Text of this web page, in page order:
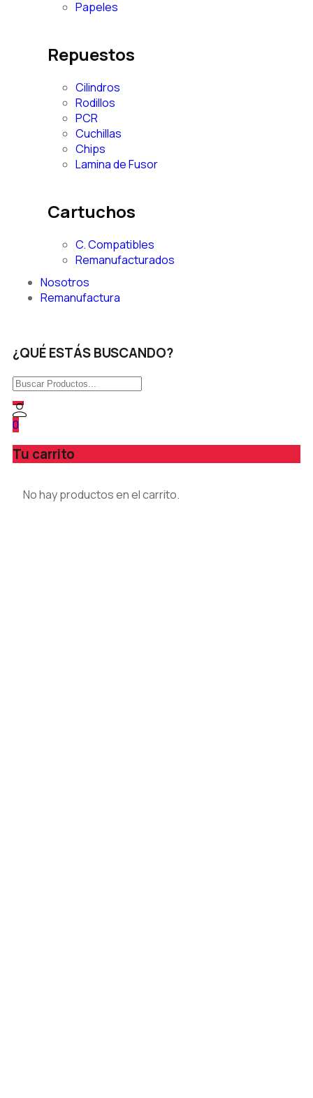
Papeles
Repuestos
Cilindros
Rodillos
PCR
Cuchillas
Chips
Lamina de Fusor
Cartuchos
C. Compatibles
Remanufacturados
Nosotros
Remanufactura
¿QUÉ ESTÁS BUSCANDO?
0
Tu carrito
No hay productos en el carrito.